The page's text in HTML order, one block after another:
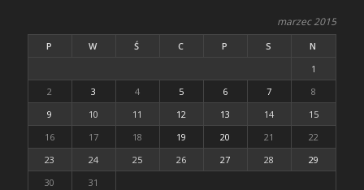
marzec 2015
P W Ś C P S
N
1
2
3 4 5 6 7
8
9
10 11 12 13 14
15
16
17 18 19 20 21
22
23
24 25 26 27 28
29
30
31